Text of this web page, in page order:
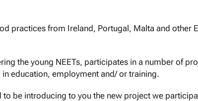
practices from Ireland, Portugal, Malta and other
the young NEETs, participates in a number of
education, employment and/ or training.
be introducing to you the new project we